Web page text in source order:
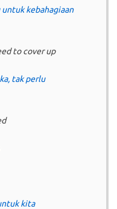
kebahagiaan
to cover up
tak perlu
kita